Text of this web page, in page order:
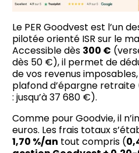
Le PER Goodvest est l’un
pilotée orienté ISR sur le
Accessible dès 300 €
dès 50 €), il permet de
de vos revenus
plafond d’épargne retraite
: jusqu’à 37 680 €).
Comme pour Goodvie, il
euros. Les frais totaux
1,70 %/an tout compris (